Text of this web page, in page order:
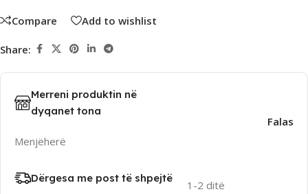
Compare Add to wishlist
Share:
Merreni produktin në
dyqanet tona
Menjëherë
Falas
Dërgesa me post të shpejtë
1-2 ditë